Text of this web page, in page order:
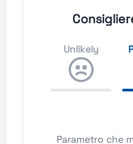
Unlikely
Parametro che